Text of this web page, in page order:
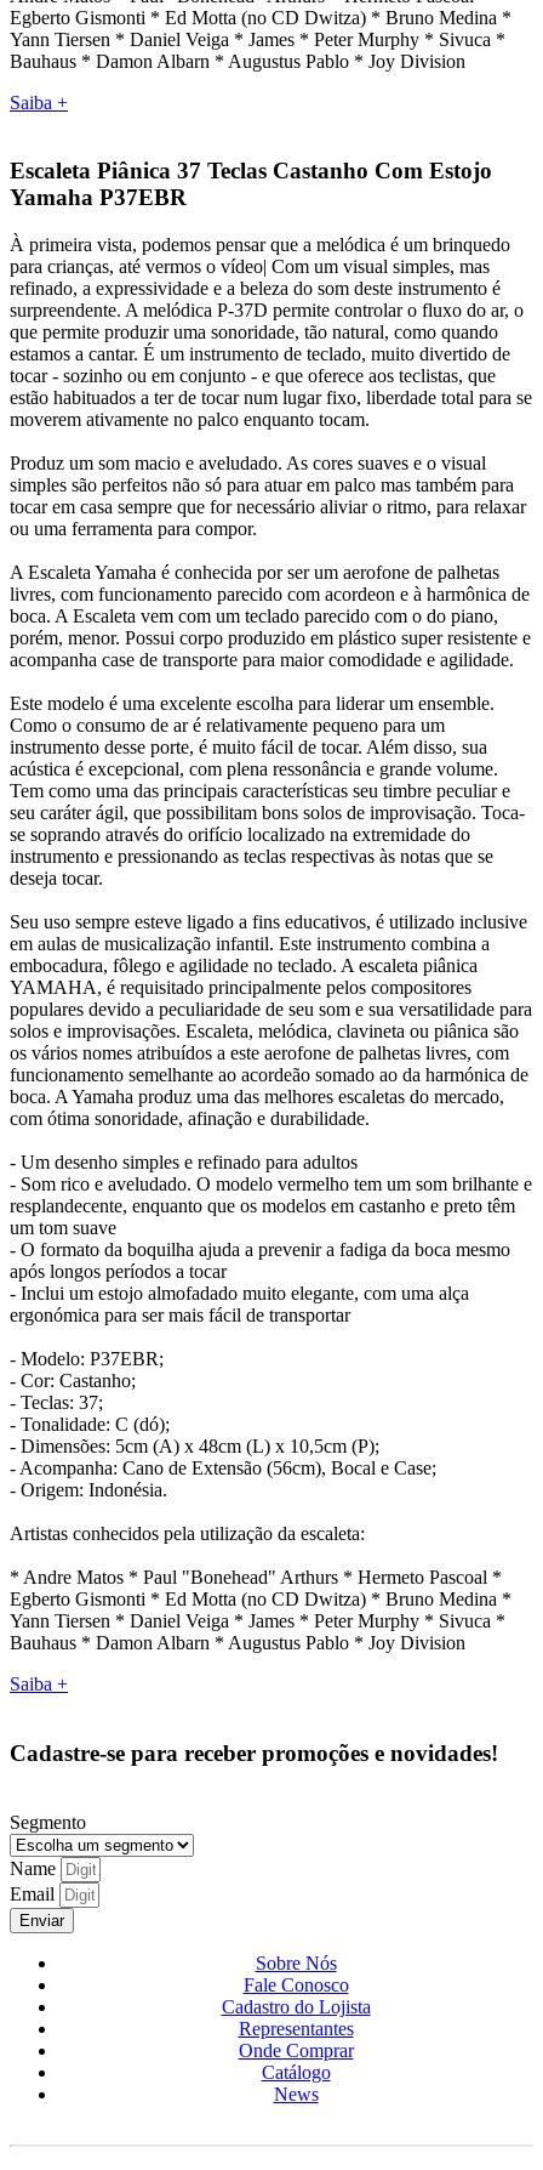
Egberto Gismonti * Ed Motta (no CD Dwitza) * Bruno Medina *
Yann Tiersen * Daniel Veiga * James * Peter Murphy * Sivuca *
Bauhaus * Damon Albarn * Augustus Pablo * Joy Division
Saiba +
Escaleta Piânica 37 Teclas Castanho Com Estojo
Yamaha P37EBR
À primeira vista, podemos pensar que a melódica é um brinquedo
para crianças, até vermos o vídeo| Com um visual simples, mas
refinado, a expressividade e a beleza do som deste instrumento é
surpreendente. A melódica P-37D permite controlar o fluxo do ar, o
que permite produzir uma sonoridade, tão natural, como quando
estamos a cantar. É um instrumento de teclado, muito divertido de
tocar - sozinho ou em conjunto - e que oferece aos teclistas, que
estão habituados a ter de tocar num lugar fixo, liberdade total para se
moverem ativamente no palco enquanto tocam.
Produz um som macio e aveludado. As cores suaves e o visual
simples são perfeitos não só para atuar em palco mas também para
tocar em casa sempre que for necessário aliviar o ritmo, para relaxar
ou uma ferramenta para compor.
A Escaleta Yamaha é conhecida por ser um aerofone de palhetas
livres, com funcionamento parecido com acordeon e à harmônica de
boca. A Escaleta vem com um teclado parecido com o do piano,
porém, menor. Possui corpo produzido em plástico super resistente e
acompanha case de transporte para maior comodidade e agilidade.
Este modelo é uma excelente escolha para liderar um ensemble.
Como o consumo de ar é relativamente pequeno para um
instrumento desse porte, é muito fácil de tocar. Além disso, sua
acústica é excepcional, com plena ressonância e grande volume.
Tem como uma das principais características seu timbre peculiar e
seu caráter ágil, que possibilitam bons solos de improvisação. Toca-
se soprando através do orifício localizado na extremidade do
instrumento e pressionando as teclas respectivas às notas que se
deseja tocar.
Seu uso sempre esteve ligado a fins educativos, é utilizado inclusive
em aulas de musicalização infantil. Este instrumento combina a
embocadura, fôlego e agilidade no teclado. A escaleta piânica
YAMAHA, é requisitado principalmente pelos compositores
populares devido a peculiaridade de seu som e sua versatilidade para
solos e improvisações. Escaleta, melódica, clavineta ou piânica são
os vários nomes atribuídos a este aerofone de palhetas livres, com
funcionamento semelhante ao acordeão somado ao da harmónica de
boca. A Yamaha produz uma das melhores escaletas do mercado,
com ótima sonoridade, afinação e durabilidade.
- Um desenho simples e refinado para adultos
- Som rico e aveludado. O modelo vermelho tem um som brilhante e
resplandecente, enquanto que os modelos em castanho e preto têm
um tom suave
- O formato da boquilha ajuda a prevenir a fadiga da boca mesmo
após longos períodos a tocar
- Inclui um estojo almofadado muito elegante, com uma alça
ergonómica para ser mais fácil de transportar
- Modelo: P37EBR;
- Cor: Castanho;
- Teclas: 37;
- Tonalidade: C (dó);
- Dimensões: 5cm (A) x 48cm (L) x 10,5cm (P);
- Acompanha: Cano de Extensão (56cm), Bocal e Case;
- Origem: Indonésia.
Artistas conhecidos pela utilização da escaleta:
* Andre Matos * Paul "Bonehead" Arthurs * Hermeto Pascoal *
Egberto Gismonti * Ed Motta (no CD Dwitza) * Bruno Medina *
Yann Tiersen * Daniel Veiga * James * Peter Murphy * Sivuca *
Bauhaus * Damon Albarn * Augustus Pablo * Joy Division
Saiba +
Cadastre-se para receber promoções e novidades!
Segmento
Name
Email
Enviar
Sobre Nós
Fale Conosco
Cadastro do Lojista
Representantes
Onde Comprar
Catálogo
News